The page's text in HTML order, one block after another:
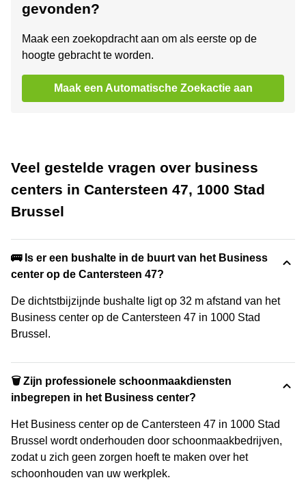
gevonden?
Maak een zoekopdracht aan om als eerste op de
hoogte gebracht te worden.
Maak een Automatische Zoekactie aan
Veel gestelde vragen over business
centers in Cantersteen 47, 1000 Stad
Brussel
🚌 Is er een bushalte in de buurt van het Business
center op de Cantersteen 47?
De dichtstbijzijnde bushalte ligt op 32 m afstand van het
Business center op de Cantersteen 47 in 1000 Stad
Brussel.
🗑 Zijn professionele schoonmaakdiensten
inbegrepen in het Business center?
Het Business center op de Cantersteen 47 in 1000 Stad
Brussel wordt onderhouden door schoonmaakbedrijven,
zodat u zich geen zorgen hoeft te maken over het
schoonhouden van uw werkplek.